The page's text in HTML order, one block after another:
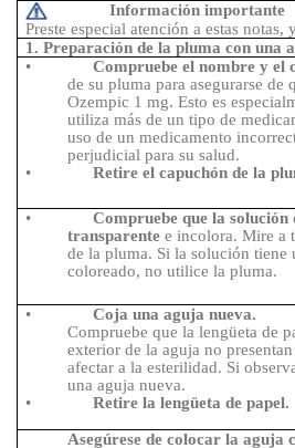
Información importante
Preste especial atención a estas
1. Preparación de la pluma con una
•
Compruebe el nombre y el
de su pluma para asegurarse de
Ozempic 1 mg. Esto es
utiliza más de un tipo de
uso de un medicamento
perjudicial para su salud.
•
Retire el capuchón de la
•
Compruebe que la solución
transparente e incolora. Mire a
de la pluma. Si la solución tiene
coloreado, no utilice la pluma.
•
Coja una aguja nueva.
Compruebe que la lengüeta de
exterior de la aguja no
afectar a la esterilidad. Si
una aguja nueva.
•
Retire la lengüeta de papel.
Asegúrese de colocar la aguja